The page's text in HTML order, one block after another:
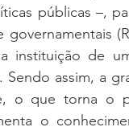
públicas –,
governamentais
instituição de
Sendo assim, a
o que torna o
o